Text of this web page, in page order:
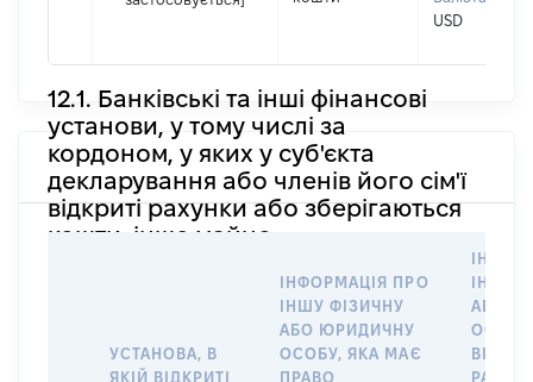
USD
12.1. Банківські та інші фінансові
установи, у тому числі за
кордоном, у яких у суб'єкта
декларування або членів його сім'ї
відкриті рахунки або зберігаються
кошти, інше майно
УСТАНОВА, В
ЯКІЙ ВІДКРИТІ
ІНФОРМАЦІЯ ПРО
ІНШУ ФІЗИЧНУ
АБО ЮРИДИЧНУ
ОСОБУ, ЯКА МАЄ
ПРАВО
ІНШУ
АБО